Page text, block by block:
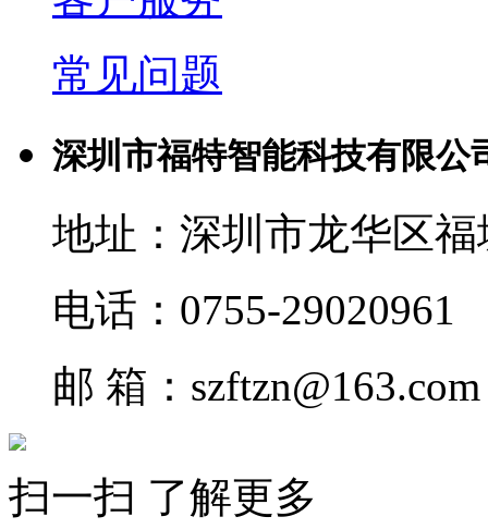
常见问题
深圳市福特智能科技有限公
地址：深圳市龙华区
电话：0755-29020961
邮 箱：szftzn@163.com
扫一扫 了解更多